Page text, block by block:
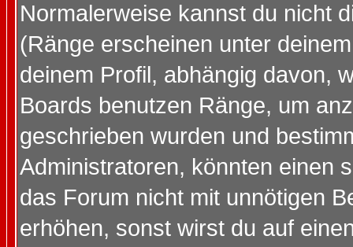
Normalerweise kannst du nicht
(Ränge erscheinen unter
deinem Profil, abhängig davon,
Boards benutzen Ränge, um
geschrieben wurden und
Administratoren, könnten einen
das Forum nicht mit unnötigen
erhöhen, sonst wirst du auf